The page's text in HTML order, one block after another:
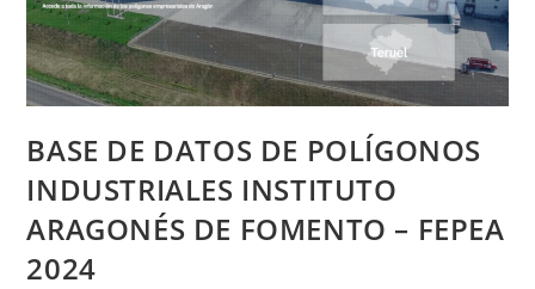
BASE DE DATOS DE POLÍGONOS
INDUSTRIALES INSTITUTO
ARAGONÉS DE FOMENTO – FEPEA
2024